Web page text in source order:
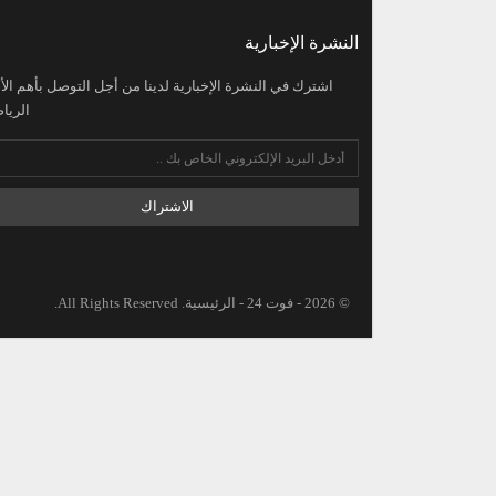
النشرة الإخبارية
اشترك في النشرة الإخبارية لدينا من أجل التوصل بأهم
الاشتراك
© 2026 - فوت 24 - الرئيسية. All Rights Reserved.